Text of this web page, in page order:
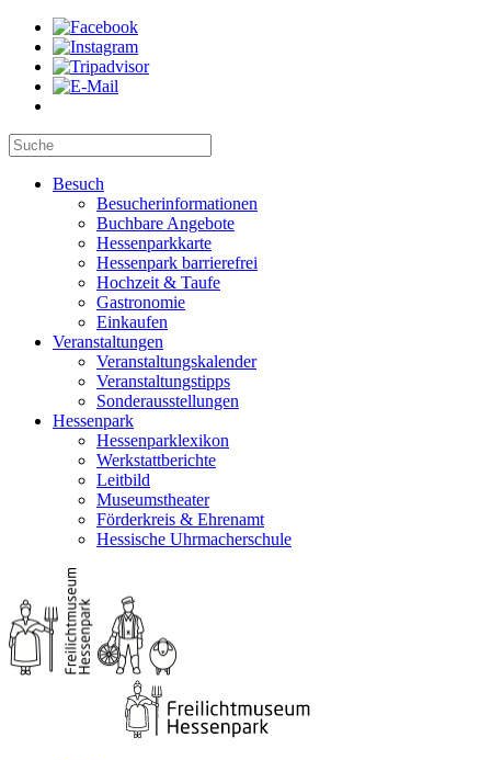
Besuch
Besucherinformationen
Buchbare Angebote
Hessenparkkarte
Hessenpark barrierefrei
Hochzeit & Taufe
Gastronomie
Einkaufen
Veranstaltungen
Veranstaltungskalender
Veranstaltungstipps
Sonderausstellungen
Hessenpark
Hessenparklexikon
Werkstattberichte
Leitbild
Museumstheater
Förderkreis & Ehrenamt
Hessische Uhrmacherschule